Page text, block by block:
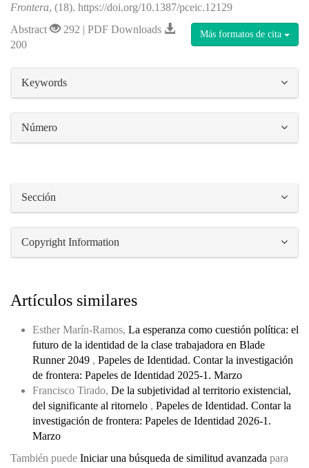
Frontera, (18). https://doi.org/10.1387/pceic.12129
Más formatos de cita
Abstract
292 | PDF Downloads
200
Keywords
Número
Sección
Copyright Information
Artículos similares
Esther Marín-Ramos, La esperanza como cuestión política: el
futuro de la identidad de la clase trabajadora en Blade
Runner 2049 , Papeles de Identidad. Contar la investigación
de frontera: Papeles de Identidad 2025-1. Marzo
Francisco Tirado, De la subjetividad al territorio existencial,
del significante al ritornelo , Papeles de Identidad. Contar la
investigación de frontera: Papeles de Identidad 2026-1.
Marzo
También puede Iniciar una búsqueda de similitud avanzada para